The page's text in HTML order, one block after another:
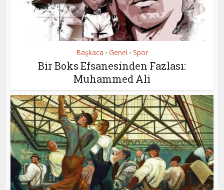
Başkaca • Genel • Spor
Bir Boks Efsanesinden Fazlası:
Muhammed Ali